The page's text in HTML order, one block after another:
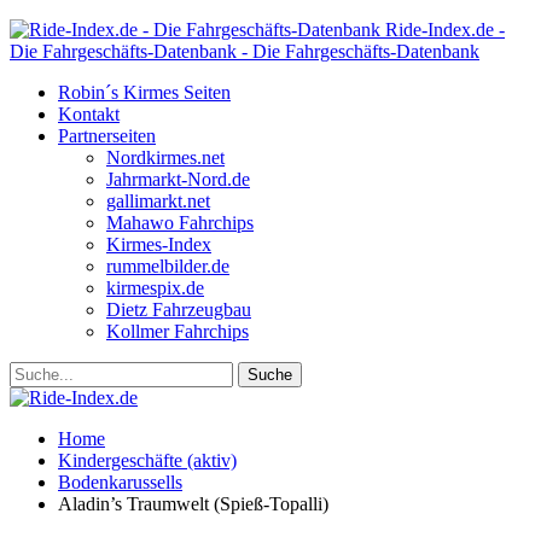
Ride-Index.de -
Die Fahrgeschäfts-Datenbank - Die Fahrgeschäfts-Datenbank
Robin´s Kirmes Seiten
Kontakt
Partnerseiten
Nordkirmes.net
Jahrmarkt-Nord.de
gallimarkt.net
Mahawo Fahrchips
Kirmes-Index
rummelbilder.de
kirmespix.de
Dietz Fahrzeugbau
Kollmer Fahrchips
Home
Kindergeschäfte (aktiv)
Bodenkarussells
Aladin’s Traumwelt (Spieß-Topalli)